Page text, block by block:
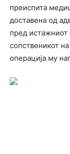
преиспита
доставена од
пред истажниот
сопственикот
операција му